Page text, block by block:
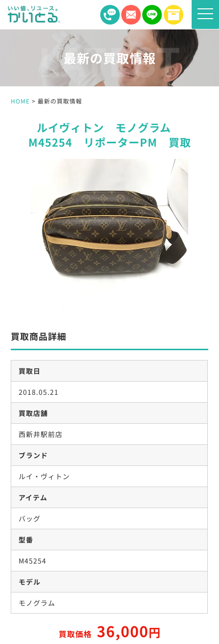
toggle
最新の買取情報
HOME 最新の買取情報
ルイヴィトン モノグラム
M45254 リポーターPM 買取
買取商品詳細
買取日
2018.05.21
買取店舗
西新井駅前店
ブランド
ルイ・ヴィトン
アイテム
バッグ
型番
M45254
モデル
モノグラム
買取価格 36,000円